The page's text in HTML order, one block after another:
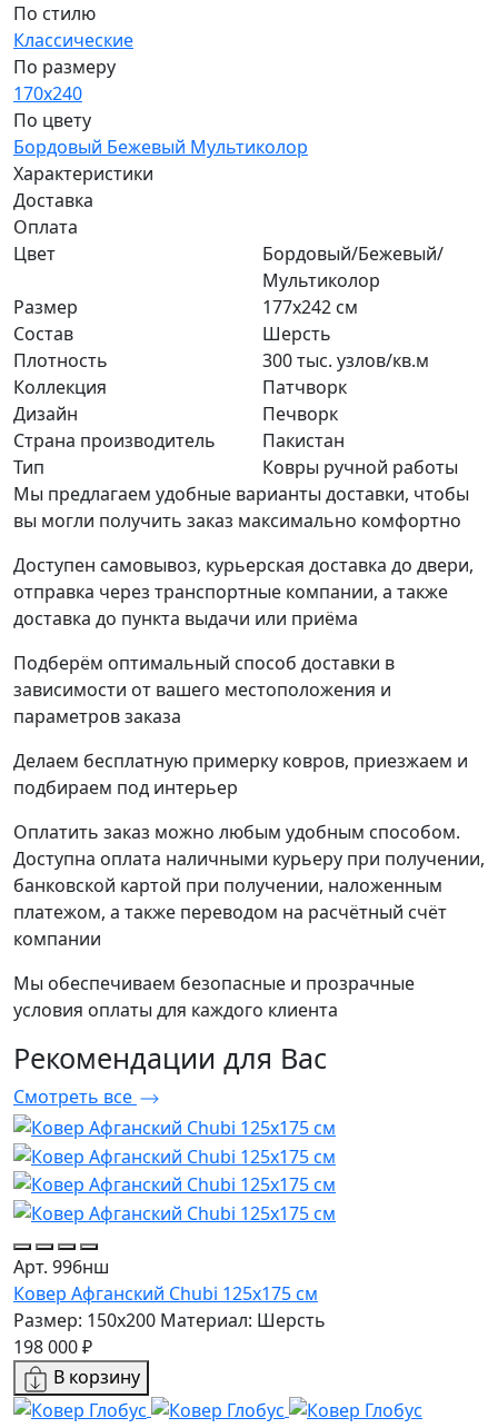
По стилю
Классические
По размеру
170x240
По цвету
Бордовый Бежевый Мультиколор
Характеристики
Доставка
Оплата
Цвет
Бордовый/Бежевый/
Мультиколор
Размер
177x242 см
Состав
Шерсть
Плотность
300 тыс. узлов/кв.м
Коллекция
Патчворк
Дизайн
Печворк
Страна производитель
Пакистан
Тип
Ковры ручной работы
Мы предлагаем удобные варианты доставки, чтобы
вы могли получить заказ максимально комфортно
Доступен самовывоз, курьерская доставка до двери,
отправка через транспортные компании, а также
доставка до пункта выдачи или приёма
Подберём оптимальный способ доставки в
зависимости от вашего местоположения и
параметров заказа
Делаем бесплатную примерку ковров, приезжаем и
подбираем под интерьер
Оплатить заказ можно любым удобным способом.
Доступна оплата наличными курьеру при получении,
банковской картой при получении, наложенным
платежом, а также переводом на расчётный счёт
компании
Мы обеспечиваем безопасные и прозрачные
условия оплаты для каждого клиента
Рекомендации для Вас
Смотреть все
Арт. 996нш
Ковер Афганский Chubi 125x175 см
Размер: 150x200 Материал: Шерсть
198 000 ₽
В корзину